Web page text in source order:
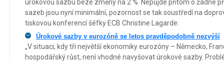
úrokovou sazbu beze změny na 2 %. Nepůjde přitom o žádné
sazeb jsou nyní minimální, pozornost se tak soustředí na
tiskovou konferencí šéfky ECB Christine Lagarde.
Úrokové sazby v eurozóně se letos pravděpodobně nezvýší
„V situaci, kdy tři největší ekonomiky eurozóny – Německo,
hospodářský růst, není vhodné navyšovat úrokové sazby.